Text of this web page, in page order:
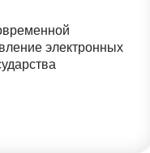
электронных